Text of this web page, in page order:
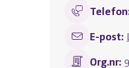
E-post:
Org.nr: